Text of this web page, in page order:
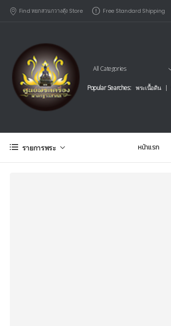
Find หยกสวนกวางตุัง Store Free Standard Shipping
Popular Searches: พระเนื้อดิน
รายการพระ หน้าแรก